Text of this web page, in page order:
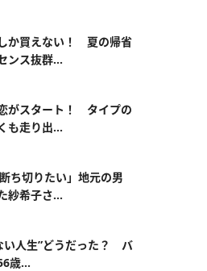
か買えない！ 夏の帰省
ンス抜群...
がスタート！ タイプの
走り出...
ち切りたい」地元の男
紗希子さ...
い人生”どうだった？ バ
歳...